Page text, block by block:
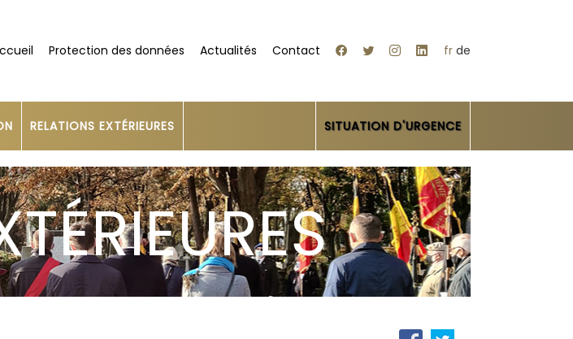
Protection des données Actualités Contact fr de
RELATIONS EXTÉRIEURES SITUATION D'URGENCE